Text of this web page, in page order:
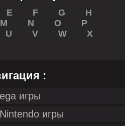
E F G
H
M N O
P
U V W
X
:
игры
игры